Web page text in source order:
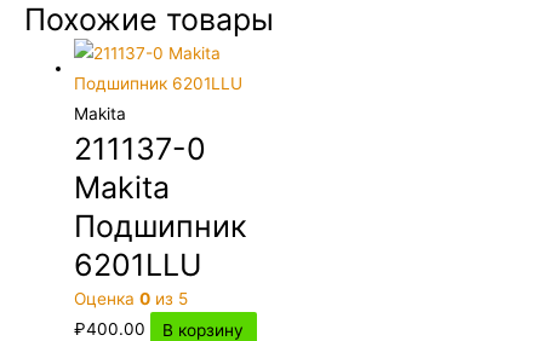
Похожие товары
Makita
211137-0
Makita
Подшипник
6201LLU
Оценка0 из 5
₽400.00 В корзину